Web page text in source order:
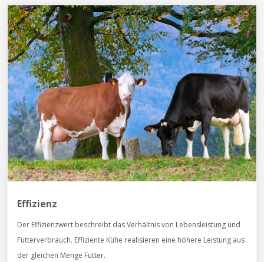
Effizienz
Der Effizienzwert beschreibt das Verhältnis von Lebensleistung und
Futterverbrauch. Effiziente Kühe realisieren eine höhere Leistung aus
der gleichen Menge Futter.